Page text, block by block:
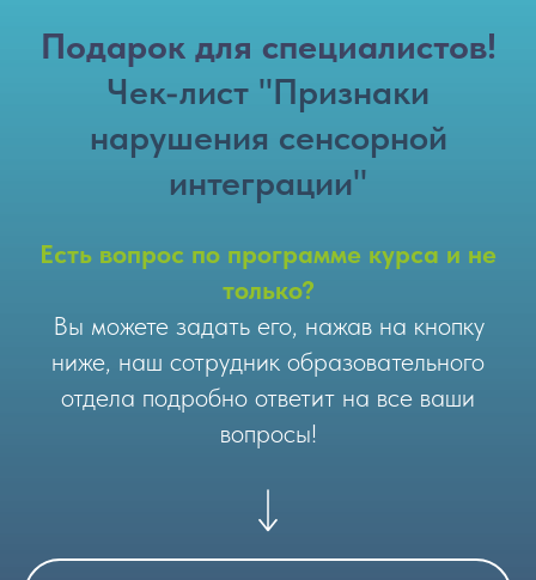
Подарок для специалистов!
Чек-лист "Признаки
нарушения сенсорной
интеграции"
Есть вопрос по программе курса и не
только?
Вы можете задать его, нажав на кнопку
ниже, наш сотрудник образовательного
отдела подробно ответит на все ваши
вопросы!